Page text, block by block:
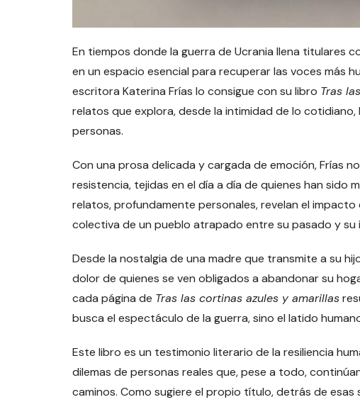
En tiempos donde la guerra de Ucrania llena titulares
en un espacio esencial para recuperar las voces más
escritora Katerina Frías lo consigue con su libro Tras
relatos que explora, desde la intimidad de lo cotidiano,
personas.
Con una prosa delicada y cargada de emoción, Frías
resistencia, tejidas en el día a día de quienes han sido
relatos, profundamente personales, revelan el
colectiva de un pueblo atrapado entre su pasado y su
Desde la nostalgia de una madre que transmite a su
dolor de quienes se ven obligados a abandonar su
cada página de Tras las cortinas azules y amarillas
busca el espectáculo de la guerra, sino el latido
Este libro es un testimonio literario de la resiliencia
dilemas de personas reales que, pese a todo,
caminos. Como sugiere el propio título, detrás de